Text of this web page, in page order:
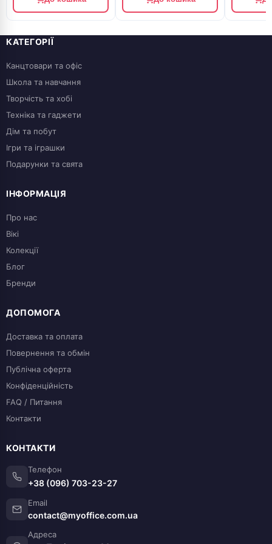
КАТЕГОРІЇ
Канцтовари та офіс
Школа та навчання
Творчість та хобі
Техніка та гаджети
Дім та побут
Ігри та іграшки
Подарунки та свята
ІНФОРМАЦІЯ
Про нас
Вікі
Колекції
Блог
Бренди
ДОПОМОГА
Доставка та оплата
Повернення та обмін
Публічна оферта
Конфіденційність
FAQ / Питання
Контакти
КОНТАКТИ
Телефон
+38 (096) 703-23-27
Email
contact@myoffice.com.ua
Адреса